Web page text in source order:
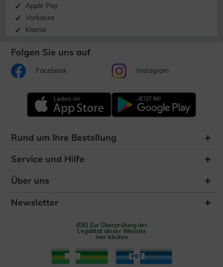
Apple Pay
Vorkasse
Klarna
Folgen Sie uns auf
Facebook Instagram
Rund um Ihre Bestellung
Service und Hilfe
Über uns
Newsletter
(DE) Zur Überprüfung der
Legalität dieser Website
hier klicken